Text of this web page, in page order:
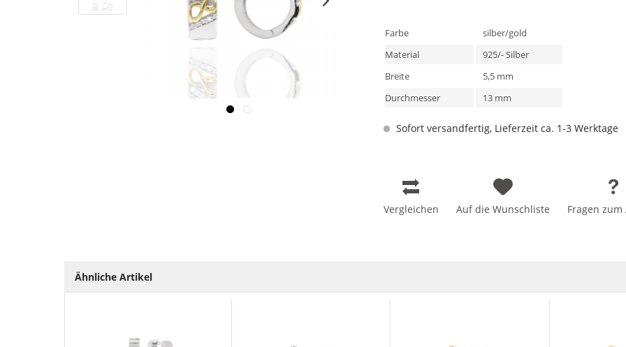
Farbe
silber/gold
Material
925/- Silber
Breite
5,5 mm
Durchmesser
13 mm
Sofort versandfertig, Lieferzeit ca. 1-3 Werktage
Vergleichen Auf die Wunschliste Fragen zum
Ähnliche Artikel